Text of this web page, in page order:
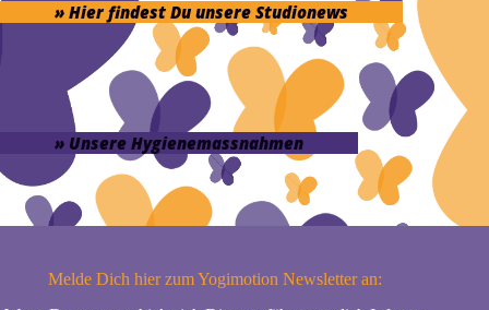
» Hier findest Du unsere Studionews
» Unsere Hygienemassnahmen
Melde Dich hier zum Yogimotion Newsletter an: